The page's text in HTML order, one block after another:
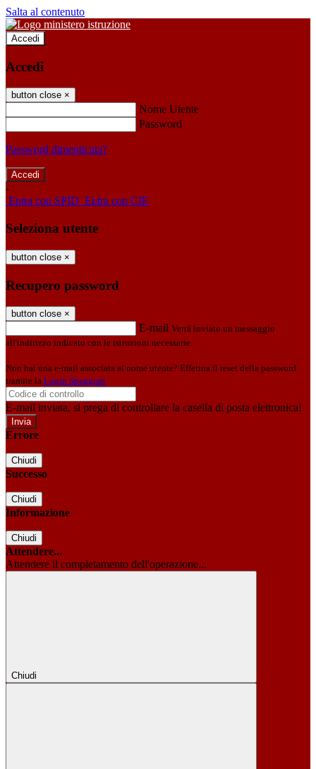
Salta al contenuto
Accedi
Accedi
button close ×
Nome Utente
Password
Password dimenticata?
-
Entra con SPID Entra con CIE
Seleziona utente
button close ×
Recupero password
button close ×
E-mail Verrà inviato un messaggio
all'indirizzo indicato con le istruzioni necessarie.
Non hai una e-mail associata al nome utente? Effettua il reset della password
tramite la Login Spaggiari
E-mail inviata, si prega di controllare la casella di posta elettronica!
Errore
Chiudi
Successo
Chiudi
Informazione
Chiudi
Attendere...
Attendere il completamento dell'operazione...
Chiudi